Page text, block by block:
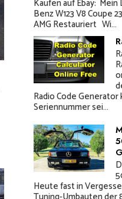
Kaufen auf Ebay:
Benz W123 V8 Coupe
AMG Restauriert Wi...
Radio Code Generator
Seriennummer sei...
Heute fast in